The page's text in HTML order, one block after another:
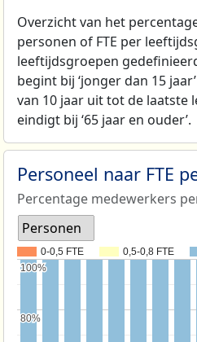
Overzicht van het
personen of FTE per
leeftijdsgroepen
begint bij ‘jonger dan 15
van 10 jaar uit tot de laatste
eindigt bij ‘65 jaar en ouder’.
Personeel naar FTE
Percentage medewerkers
Personen
0-0,5 FTE 0,5-0,8 FTE
80%
80%
100%
100%